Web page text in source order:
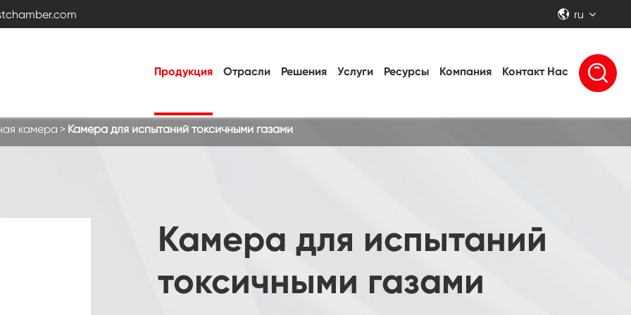
 ru
Продукция
Горячая холодная камера
Постоянная температура Влажность
Отрасли Решения Услуги Ресурсы Компания Контакт Нас 
камера Камера для испытаний токсичными газами
Камера для испытаний
токсичными газами